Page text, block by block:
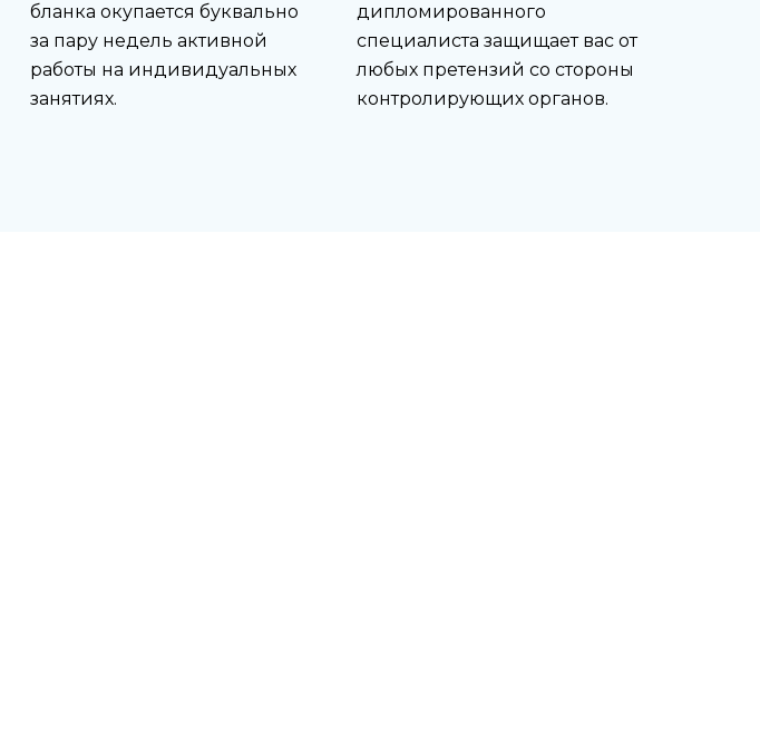
бланка окупается буквально
за пару недель активной
работы на индивидуальных
занятиях.
дипломированного
специалиста защищает вас от
любых претензий со стороны
контролирующих органов.